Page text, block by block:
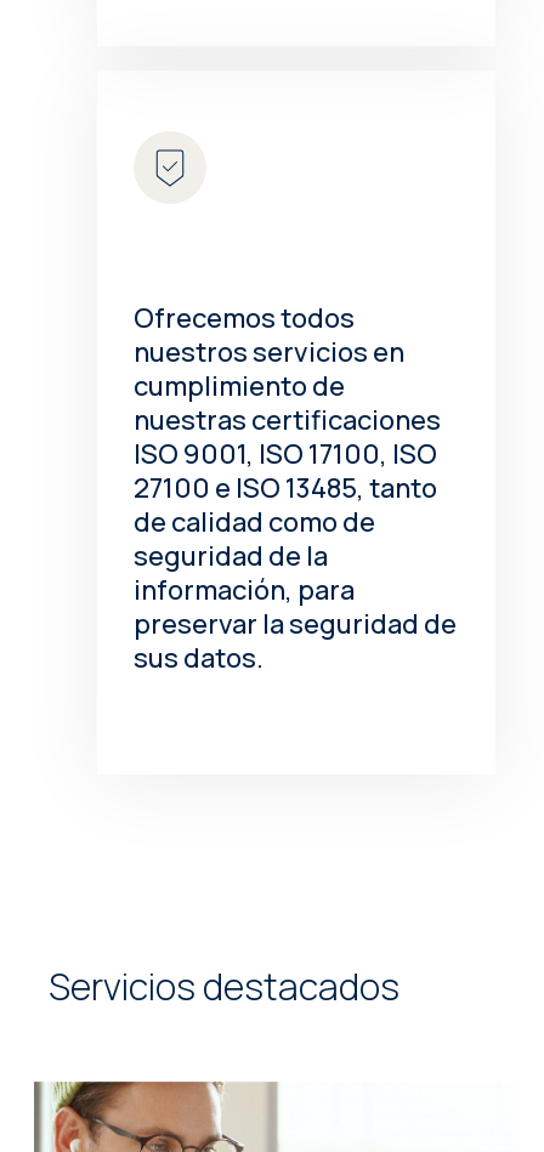
Ofrecemos todos
nuestros servicios en
cumplimiento de
nuestras certificaciones
ISO 9001, ISO 17100, ISO
27100 e ISO 13485, tanto
de calidad como de
seguridad de la
información, para
preservar la seguridad de
sus datos.
Servicios destacados